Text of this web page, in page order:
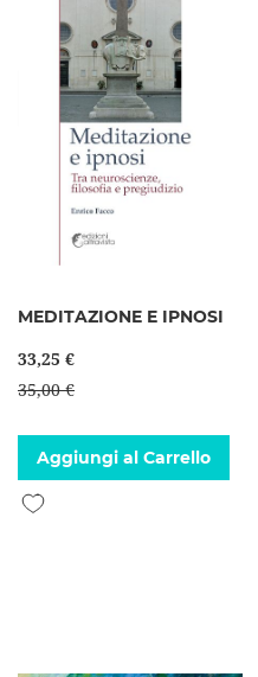
MEDITAZIONE E IPNOSI
33,25 €
35,00 €
Aggiungi al Carrello
Aggiungi alla lista desideri